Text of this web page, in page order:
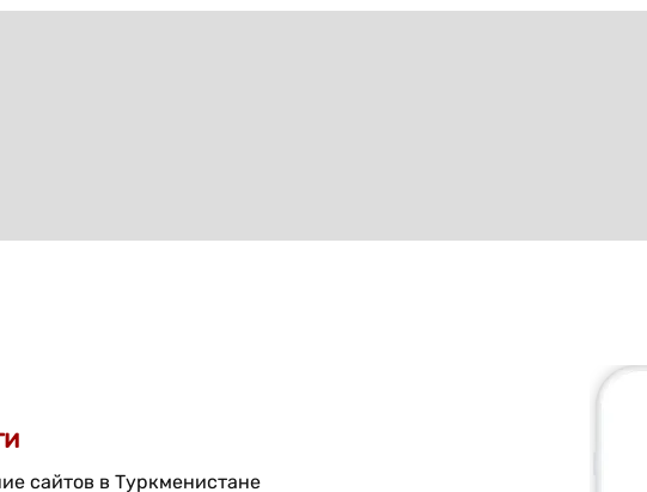
сайтов в Туркменистане